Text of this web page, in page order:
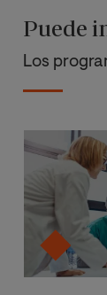
Puede
Los